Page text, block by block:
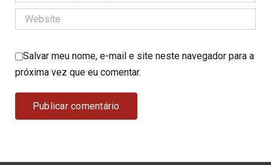
Salvar meu nome, e-mail e site neste navegador para a
próxima vez que eu comentar.